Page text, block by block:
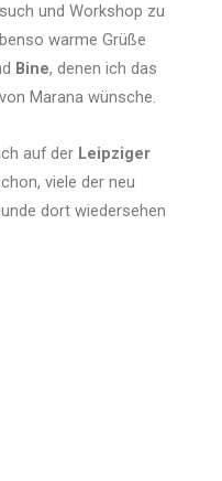
und Workshop zu
warme Grüße
Bine, denen ich das
Marana wünsche.
auf der Leipziger
viele der neu
dort wiedersehen